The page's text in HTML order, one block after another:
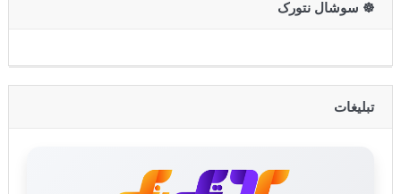
☸️ سوشال نتورک
تبلیغات